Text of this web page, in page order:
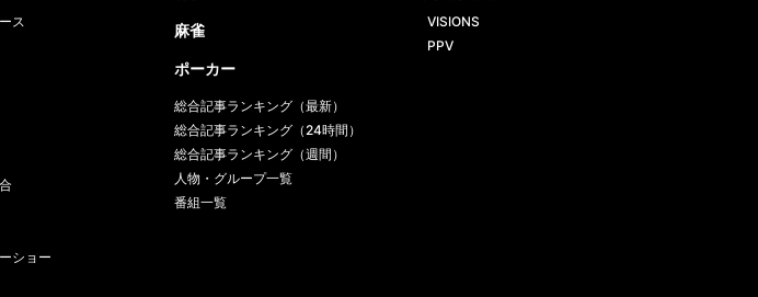
ス
ショー
麻雀
ポーカー
総合記事ランキング（最新）
総合記事ランキング（24時間）
総合記事ランキング（週間）
人物・グループ一覧
番組一覧
VISIONS
PPV